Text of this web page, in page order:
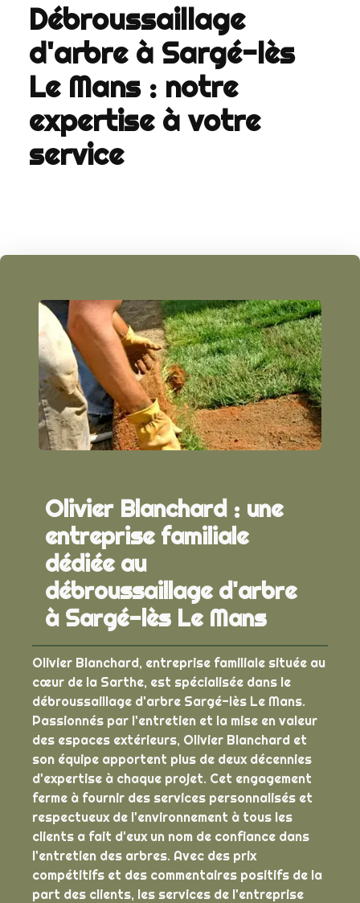
Débroussaillage
d'arbre à Sargé-lès
Le Mans : notre
expertise à votre
service
Olivier Blanchard : une
entreprise familiale
dédiée au
débroussaillage d'arbre
à Sargé-lès Le Mans
Olivier Blanchard, entreprise familiale située au
cœur de la Sarthe, est spécialisée dans le
débroussaillage d'arbre Sargé-lès Le Mans.
Passionnés par l'entretien et la mise en valeur
des espaces extérieurs, Olivier Blanchard et
son équipe apportent plus de deux décennies
d'expertise à chaque projet. Cet engagement
ferme à fournir des services personnalisés et
respectueux de l'environnement à tous les
clients a fait d'eux un nom de confiance dans
l'entretien des arbres. Avec des prix
compétitifs et des commentaires positifs de la
part des clients, les services de l'entreprise